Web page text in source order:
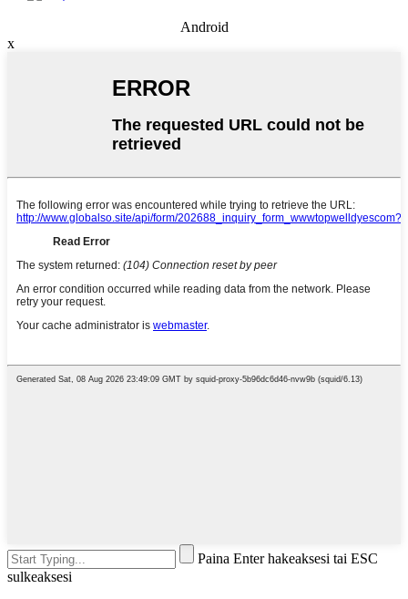
Android
x
Paina Enter hakeaksesi tai ESC
sulkeaksesi